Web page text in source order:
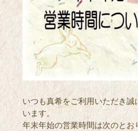
いつも真希をご利用いただき誠
います。
年末年始の営業時間は次のとお